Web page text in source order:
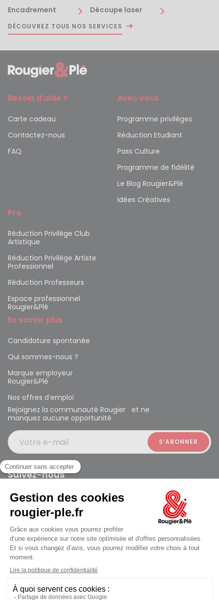
jusqu'au Samedi à 10:00
Encadrement Découpe laser
DÉCOUVREZ TOUS NOS SERVICES
Besoin d’aide ?
Carte cadeau
Contactez-nous
FAQ
Avec vous
Programme privilèges
Réduction Etudiant
Pass Culture
Programme de fidélité
Le Blog Rougier&Plé
Idées Créatives
Pro
Réduction Privilège Club
Artistique
Réduction Privilège Artiste
Professionnel
Réduction Professeurs
Espace professionnel
Rougier&Plé
En savoir plus
Candidature spontanée
Qui sommes-nous ?
Marque employeur
Rougier&Plé
Nos offres d’emploi
Rejoignez la communauté Rougier et ne
manquez aucune opportunité
Votre e-mail
Suivez-nous
Rougier et Plé 2024 Copyright
Mentions légales
Conditions générales des ventes